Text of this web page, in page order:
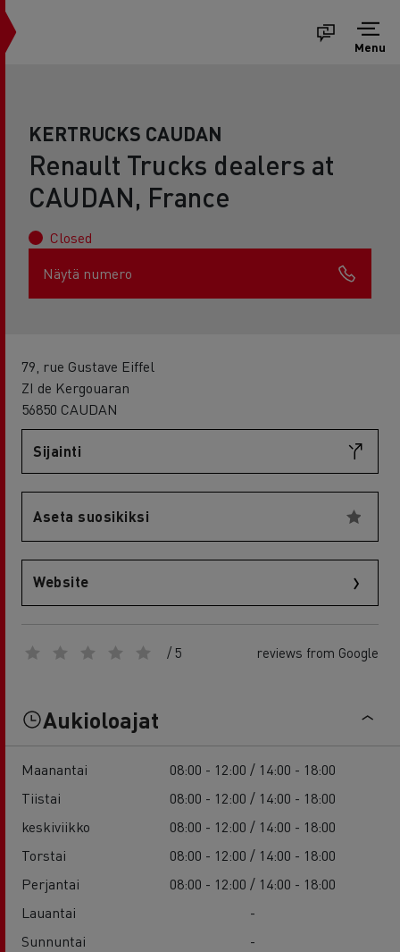
Menu
KERTRUCKS CAUDAN
Renault Trucks dealers at
CAUDAN, France
Closed
Näytä numero
79, rue Gustave Eiffel
ZI de Kergouaran
56850 CAUDAN
Sijainti
Aseta suosikiksi
Website
/ 5 reviews from Google
Aukioloajat
Maanantai
08:00 - 12:00 / 14:00 - 18:00
Tiistai
08:00 - 12:00 / 14:00 - 18:00
keskiviikko
08:00 - 12:00 / 14:00 - 18:00
Torstai
08:00 - 12:00 / 14:00 - 18:00
Perjantai
08:00 - 12:00 / 14:00 - 18:00
Lauantai
-
Sunnuntai
-